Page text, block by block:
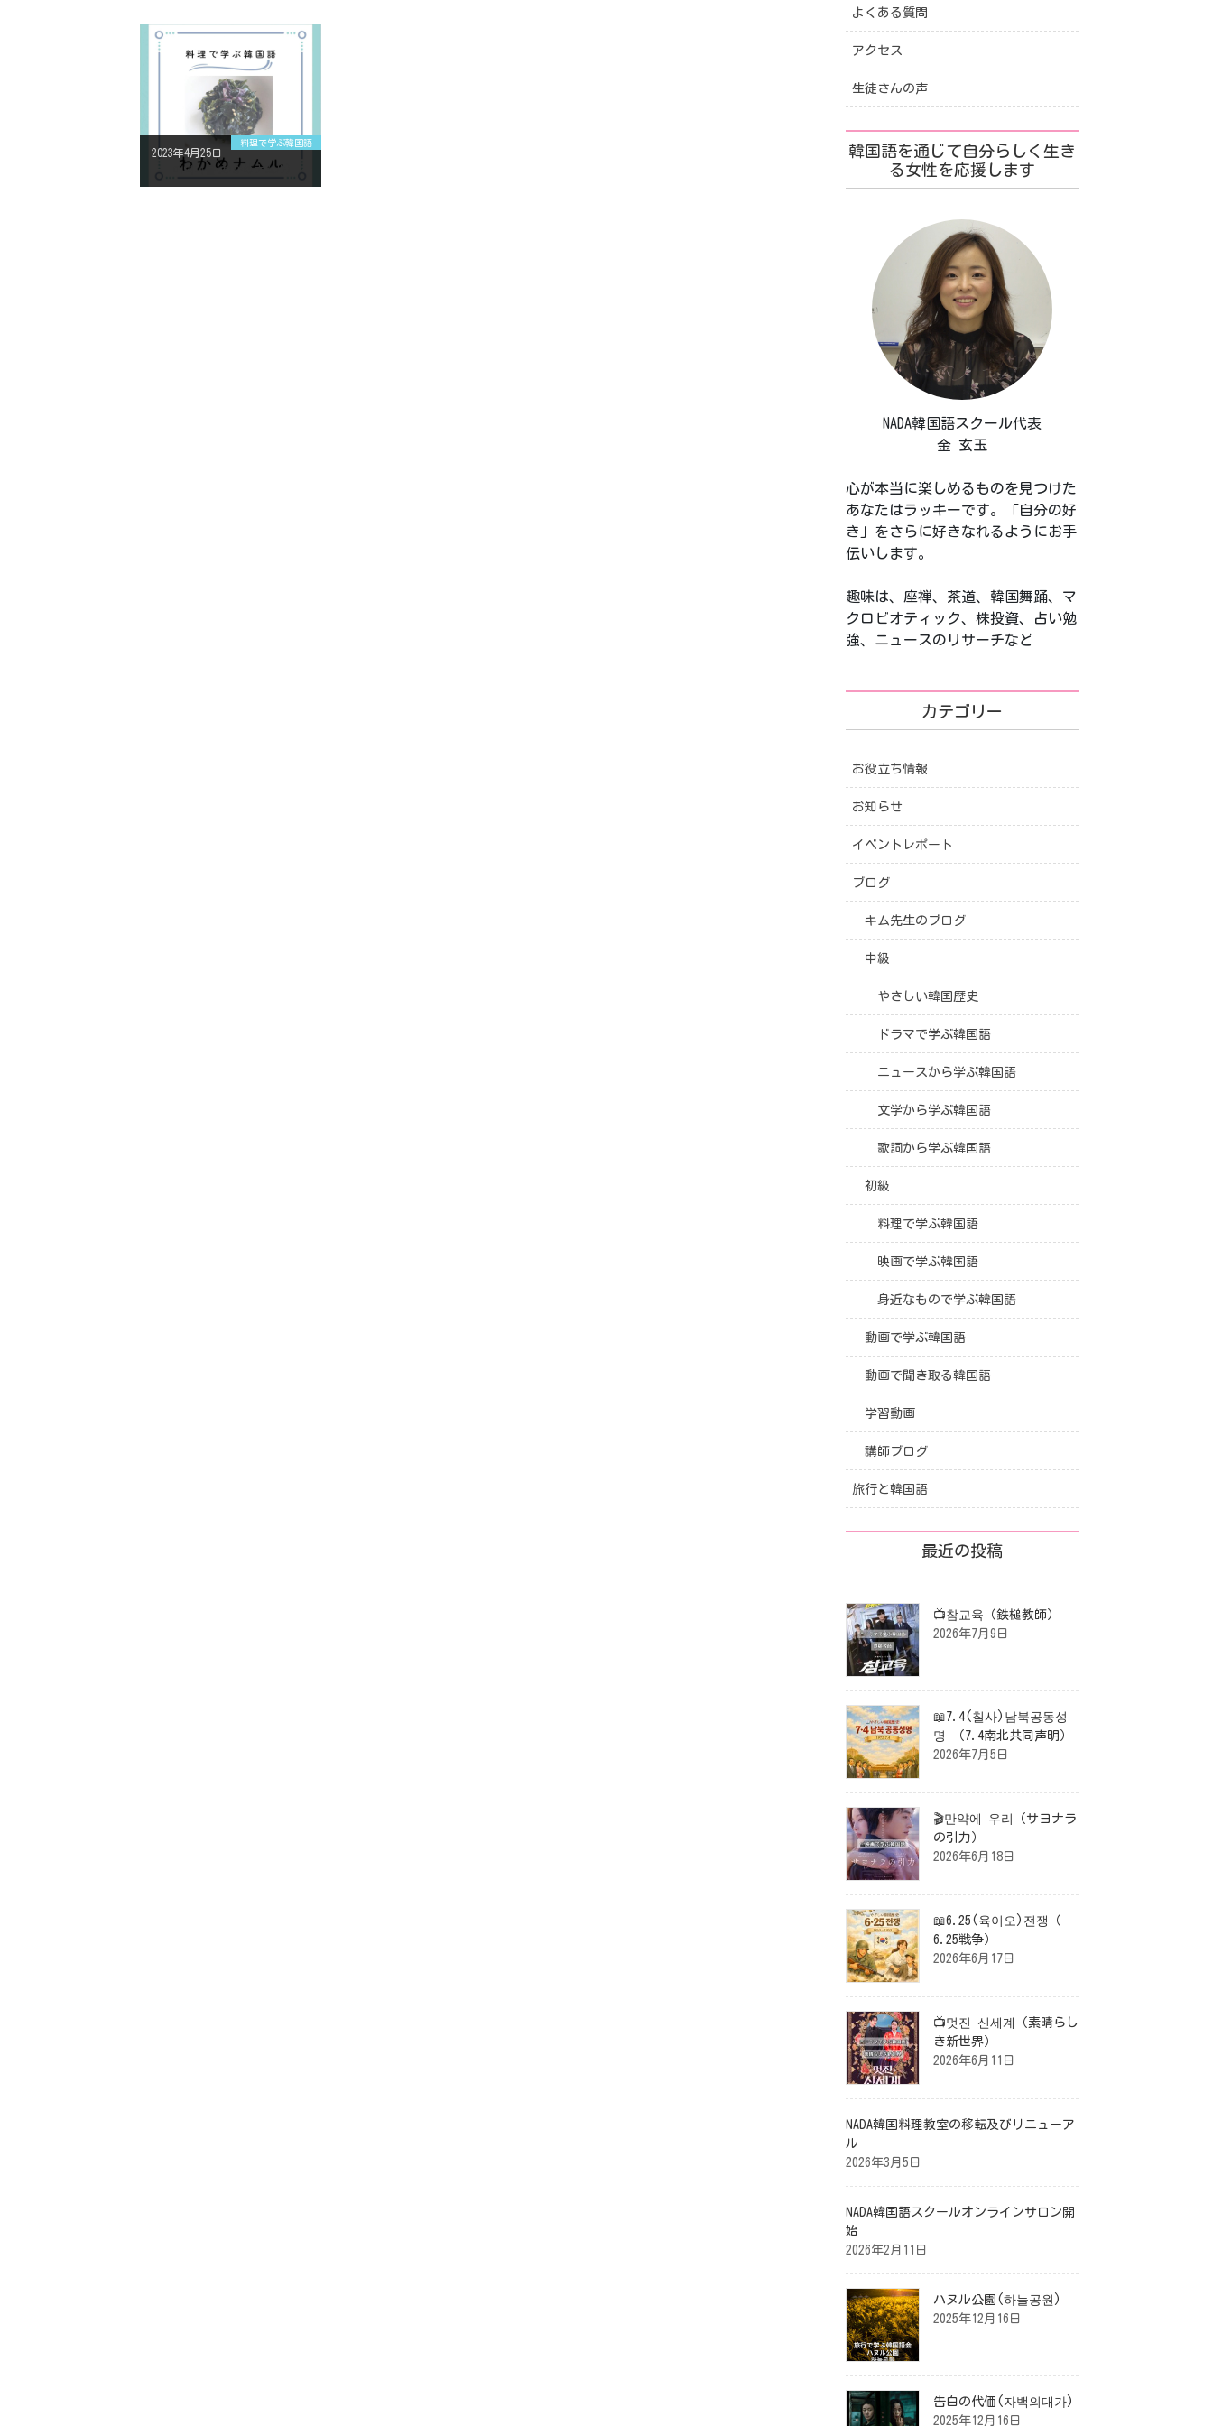
2023年4月25日
料理で学ぶ韓国語
미역나물(わかめナムル)
よくある質問
アクセス
生徒さんの声
韓国語を通じて自分らしく生き
る女性を応援します
NADA韓国語スクール代表
金 玄玉
心が本当に楽しめるものを見つけた
あなたはラッキーです。「自分の好
き」をさらに好きなれるようにお手
伝いします。
趣味は、座禅、茶道、韓国舞踊、マ
クロビオティック、株投資、占い勉
強、ニュースのリサーチなど
カテゴリー
お役立ち情報
お知らせ
イベントレポート
ブログ
キム先生のブログ
中級
やさしい韓国歴史
ドラマで学ぶ韓国語
ニュースから学ぶ韓国語
文学から学ぶ韓国語
歌詞から学ぶ韓国語
初級
料理で学ぶ韓国語
映画で学ぶ韓国語
身近なもので学ぶ韓国語
動画で学ぶ韓国語
動画で聞き取る韓国語
学習動画
講師ブログ
旅行と韓国語
最近の投稿
📺참교육（鉄槌教師）
2026年7月9日
📖7.4(칠사)남북공동성
명 （7.4南北共同声明）
2026年7月5日
🎬만약에 우리（サヨナラ
の引力）
2026年6月18日
📖6.25(육이오)전쟁（
6.25戦争）
2026年6月17日
📺멋진 신세계（素晴らし
き新世界）
2026年6月11日
NADA韓国料理教室の移転及びリニューア
ル
2026年3月5日
NADA韓国語スクールオンラインサロン開
始
2026年2月11日
ハヌル公園(하늘공원)
2025年12月16日
告白の代価(자백의대가)
2025年12月16日